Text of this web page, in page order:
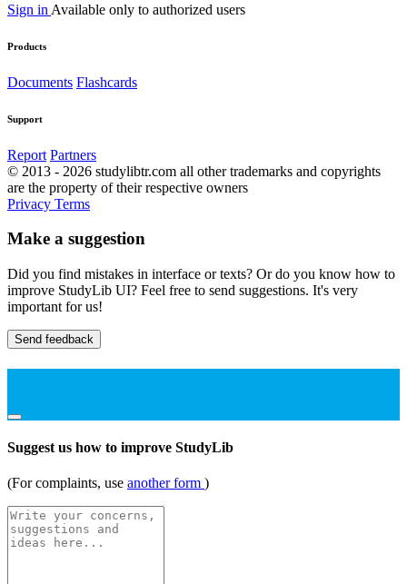
Sign in Available only to authorized users
Products
Documents Flashcards
Support
Report Partners
© 2013 - 2026 studylibtr.com all other trademarks and copyrights
are the property of their respective owners
Privacy Terms
Make a suggestion
Did you find mistakes in interface or texts? Or do you know how to
improve StudyLib UI? Feel free to send suggestions. It's very
important for us!
Send feedback
Suggest us how to improve StudyLib
(For complaints, use another form )